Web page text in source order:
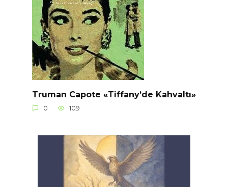
Truman Capote «Tiffany’de Kahvaltı»
0 109